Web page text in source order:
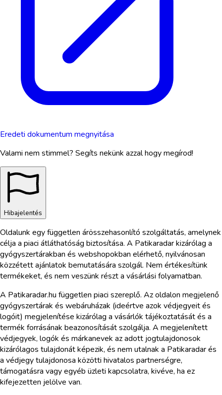
Eredeti dokumentum megnyitása
Valami nem stimmel? Segíts nekünk azzal hogy megírod!
Hibajelentés
Oldalunk egy független árösszehasonlító szolgáltatás, amelynek
célja a piaci átláthatóság biztosítása. A Patikaradar kizárólag a
gyógyszertárakban és webshopokban elérhető, nyilvánosan
közzétett ajánlatok bemutatására szolgál. Nem értékesítünk
termékeket, és nem veszünk részt a vásárlási folyamatban.
A Patikaradar.hu független piaci szereplő. Az oldalon megjelenő
gyógyszertárak és webáruházak (ideértve azok védjegyeit és
logóit) megjelenítése kizárólag a vásárlók tájékoztatását és a
termék forrásának beazonosítását szolgálja. A megjelenített
védjegyek, logók és márkanevek az adott jogtulajdonosok
kizárólagos tulajdonát képezik, és nem utalnak a Patikaradar és
a védjegy tulajdonosa közötti hivatalos partnerségre,
támogatásra vagy egyéb üzleti kapcsolatra, kivéve, ha ez
kifejezetten jelölve van.